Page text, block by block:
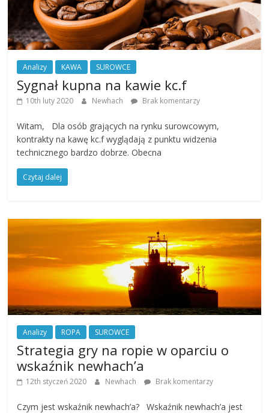
Analizy KAWA SUROWCE
Sygnał kupna na kawie kc.f
10th luty 2020 Newhach Brak komentarzy
Witam, Dla osób grających na rynku surowcowym,
kontrakty na kawę kc.f wyglądają z punktu widzenia
technicznego bardzo dobrze. Obecna
Czytaj dalej
Analizy ROPA SUROWCE
Strategia gry na ropie w oparciu o
wskaźnik newhach’a
12th styczeń 2020 Newhach Brak komentarzy
Czym jest wskaźnik newhach’a? Wskaźnik newhach’a jest